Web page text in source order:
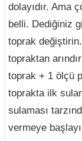
dolayıdır. Ama
belli. Dediğiniz
toprak
topraktan
toprak + 1 ölçü
toprakta ilk
sulaması
vermeye